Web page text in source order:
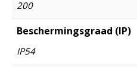
200
Beschermingsgraad (IP)
IP54